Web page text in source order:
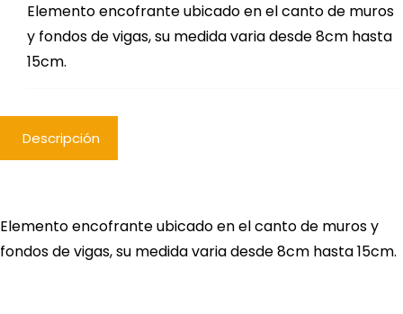
Elemento encofrante ubicado en el canto de muros
y fondos de vigas, su medida varia desde 8cm hasta
15cm.
Descripción
Elemento encofrante ubicado en el canto de muros y
fondos de vigas, su medida varia desde 8cm hasta 15cm.